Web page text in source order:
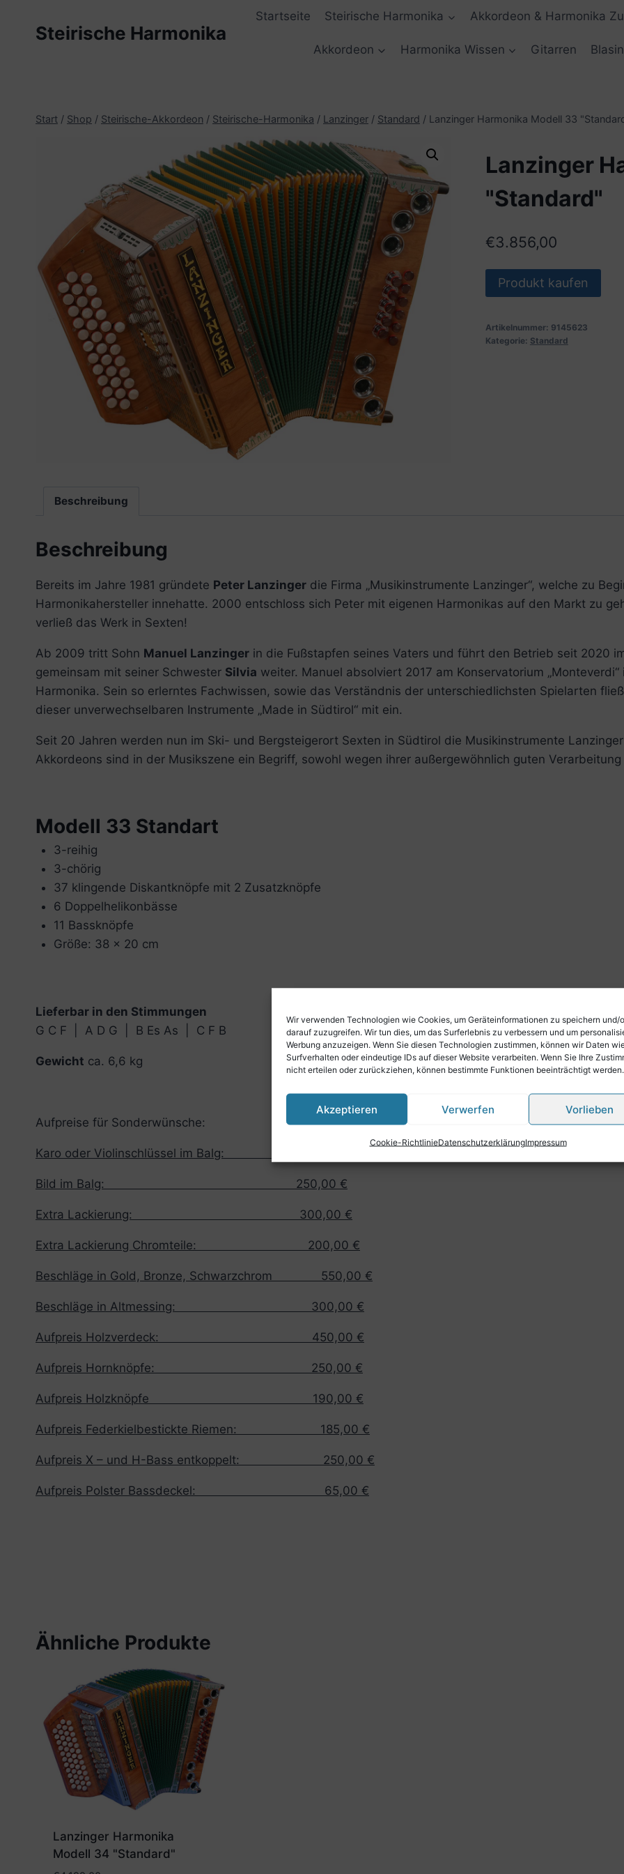
Wir verwenden Technologien wie Cookies, um Geräteinformationen zu speichern und/
darauf zuzugreifen. Wir tun dies, um das Surferlebnis zu verbessern und um
Werbung anzuzeigen. Wenn Sie diesen Technologien zustimmen, können wir Daten
Surfverhalten oder eindeutige IDs auf dieser Website verarbeiten. Wenn Sie Ihre
nicht erteilen oder zurückziehen, können bestimmte Funktionen beeinträchtigt werden.
Akzeptieren Verwerfen Vorlieben
Cookie-RichtlinieDatenschutzerklärungImpressum
Steirische Harmonika
Startseite Steirische Harmonika Akkordeon & Harmonika
Akkordeon Harmonika Wissen Gitarren
Start / Shop / Steirische-Akkordeon / Steirische-Harmonika / Lanzinger / Standard / Lanzinger Harmonika Modell 33
Lanzinger
"Standard"
€3.856,00
Produkt kaufen
Artikelnummer: 9145623
Kategorie: Standard
Beschreibung
Beschreibung
Bereits im Jahre 1981 gründete Peter Lanzinger die Firma „Musikinstrumente Lanzinger“, welche zu
Harmonikahersteller innehatte. 2000 entschloss sich Peter mit eigenen Harmonikas auf den Markt zu
verließ das Werk in Sexten!
Ab 2009 tritt Sohn Manuel Lanzinger in die Fußstapfen seines Vaters und führt den Betrieb seit 2020
gemeinsam mit seiner Schwester Silvia weiter. Manuel absolviert 2017 am Konservatorium
Harmonika. Sein so erlerntes Fachwissen, sowie das Verständnis der unterschiedlichsten Spielarten
dieser unverwechselbaren Instrumente „Made in Südtirol“ mit ein.
Seit 20 Jahren werden nun im Ski- und Bergsteigerort Sexten in Südtirol die Musikinstrumente
Akkordeons sind in der Musikszene ein Begriff, sowohl wegen ihrer außergewöhnlich guten
Modell 33 Standart
3-reihig
3-chörig
37 klingende Diskantknöpfe mit 2 Zusatzknöpfe
6 Doppelhelikonbässe
11 Bassknöpfe
Größe: 38 x 20 cm
Lieferbar in den Stimmungen
G C F | A D G | B Es As | C F B
Gewicht ca. 6,6 kg
Aufpreise für Sonderwünsche:
Karo oder Violinschlüssel im Balg: 170,00 €
Bild im Balg: 250,00 €
Extra Lackierung: 300,00 €
Extra Lackierung Chromteile: 200,00 €
Beschläge in Gold, Bronze, Schwarzchrom 550,00 €
Beschläge in Altmessing: 300,00 €
Aufpreis Holzverdeck: 450,00 €
Aufpreis Hornknöpfe: 250,00 €
Aufpreis Holzknöpfe 190,00 €
Aufpreis Federkielbestickte Riemen: 185,00 €
Aufpreis X – und H-Bass entkoppelt: 250,00 €
Aufpreis Polster Bassdeckel: 65,00 €
Ähnliche Produkte
Lanzinger Harmonika
Modell 34 "Standard"